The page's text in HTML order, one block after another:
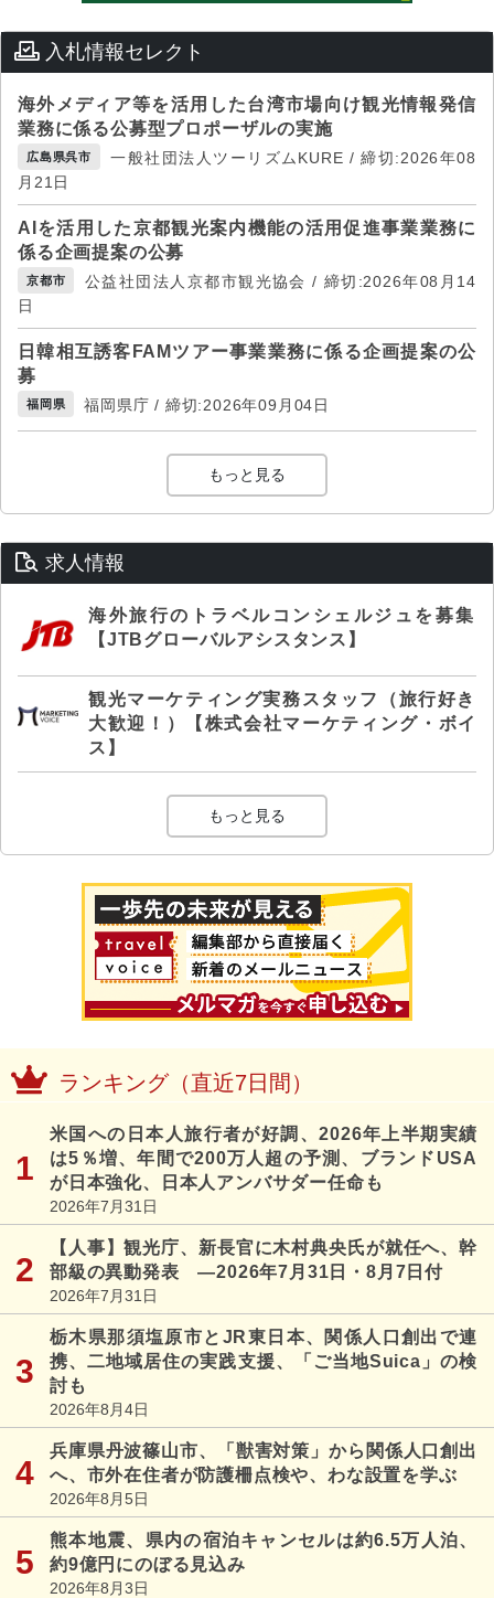
入札情報セレクト
海外メディア等を活用した台湾市場向け観光情報発信
業務に係る公募型プロポーザルの実施
広島県呉市
一般社団法人ツーリズムKURE / 締切:2026年08
月21日
AIを活用した京都観光案内機能の活用促進事業業務に
係る企画提案の公募
京都市
公益社団法人京都市観光協会 / 締切:2026年08月14
日
日韓相互誘客FAMツアー事業業務に係る企画提案の公
募
福岡県 福岡県庁 / 締切:2026年09月04日
もっと見る
求人情報
海外旅行のトラベルコンシェルジュを募集
【JTBグローバルアシスタンス】
観光マーケティング実務スタッフ（旅行好き
大歓迎！）【株式会社マーケティング・ボイ
ス】
もっと見る
ランキング（直近7日間）
米国への日本人旅行者が好調、2026年上半期実績
は5％増、年間で200万人超の予測、ブランドUSA
が日本強化、日本人アンバサダー任命も
2026年7月31日
【人事】観光庁、新長官に木村典央氏が就任へ、幹
部級の異動発表 ―2026年7月31日・8月7日付
2026年7月31日
栃木県那須塩原市とJR東日本、関係人口創出で連
携、二地域居住の実践支援、「ご当地Suica」の検
討も
2026年8月4日
兵庫県丹波篠山市、「獣害対策」から関係人口創出
へ、市外在住者が防護柵点検や、わな設置を学ぶ
2026年8月5日
熊本地震、県内の宿泊キャンセルは約6.5万人泊、
約9億円にのぼる見込み
2026年8月3日